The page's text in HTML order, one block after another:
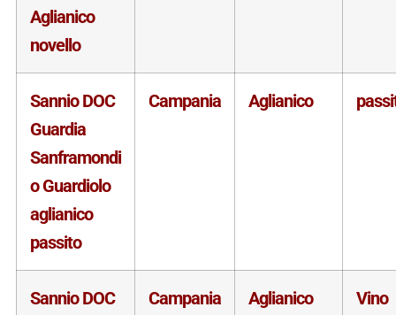
Aglianico
novello
Sannio DOC
Guardia
Sanframondi
o Guardiolo
aglianico
passito
Campania Aglianico
Sannio DOC
Campania Aglianico
Vino